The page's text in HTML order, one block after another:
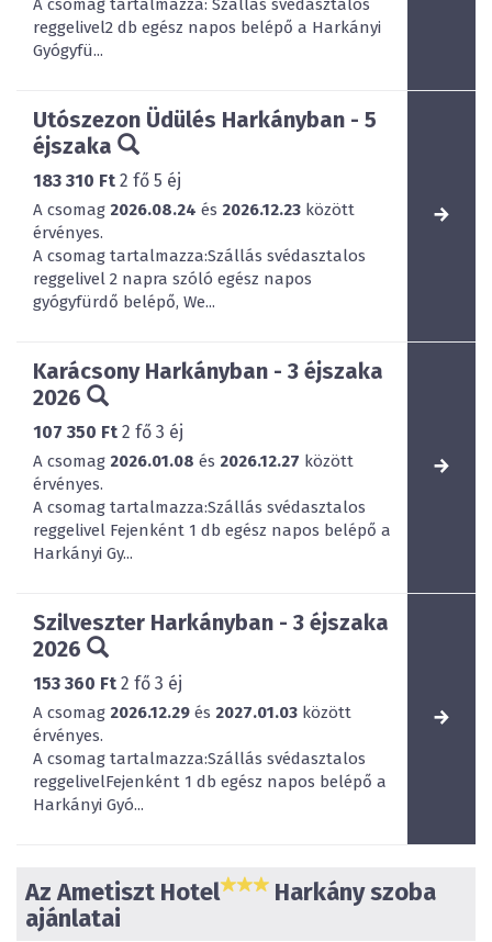
A csomag tartalmazza: Szállás svédasztalos
reggelivel2 db egész napos belépő a Harkányi
Gyógyfü...
Utószezon Üdülés Harkányban - 5
éjszaka
183 310 Ft 2 fő 5 éj
A csomag 2026.08.24 és 2026.12.23 között
érvényes.
A csomag tartalmazza:Szállás svédasztalos
reggelivel 2 napra szóló egész napos
gyógyfürdő belépő, We...
Karácsony Harkányban - 3 éjszaka
2026
107 350 Ft 2 fő 3 éj
A csomag 2026.01.08 és 2026.12.27 között
érvényes.
A csomag tartalmazza:Szállás svédasztalos
reggelivel Fejenként 1 db egész napos belépő a
Harkányi Gy...
Szilveszter Harkányban - 3 éjszaka
2026
153 360 Ft 2 fő 3 éj
A csomag 2026.12.29 és 2027.01.03 között
érvényes.
A csomag tartalmazza:Szállás svédasztalos
reggelivelFejenként 1 db egész napos belépő a
Harkányi Gyó...
Az Ametiszt Hotel
Harkány szoba
ajánlatai